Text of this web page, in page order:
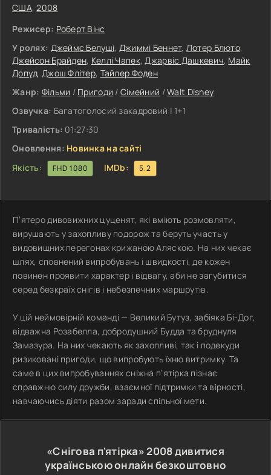
США,2008
Режисер: Роберт Вінс
У ролях: Джеймс Белуші, Джиммі Беннет, Лотер Блюто,
Джейсон Брайден, Келлі Чапек,Джарвіс Дашкевич, Майк
Допуд, Джош Флітер, Тайлер Фоден
Жанр: Фільми / Пригоди /Сімейний /Walt Disney
Озвучка: Багатоголосий закадровий | 1+1
Тривалість: 01:27:30
Оновлення: Новинка на сайті
Якість:
FHD 1080 IMDb: 5.2
П’ятеро дивовижних цуценят, які вміють розмовляти,
вирушають у захопливу подорож та беруть участь у
видовищних перегонах крижаною Аляскою. На них чекає
шлях, сповнений випробувань і швидкості, де кожен
повинен проявити характер і відвагу, аби не загубитися
серед безкраїх снігів і небезпечних маршрутів.
У цій неймовірній команді — Великий Бутуз, забіяка Бі-Дог,
відважна Розабелла, добродушний Будда та бруднуля
Замазура. На них чекають як захопливі, так і подекуди
ризиковані пригоди, що випробують їхню витримку. Та
саме в цих випробуваннях сніжна п’ятірка пізнає
справжню силу дружби, взаємної підтримки та вірності,
навчаючись діяти разом заради спільної мети.
«Снігова п'ятірка»2008дивитися
українською онлайн безкоштовно